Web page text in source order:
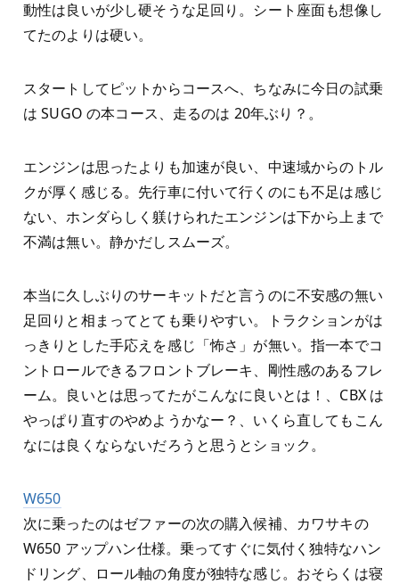
動性は良いが少し硬そうな足回り。シート座面も想像し
てたのよりは硬い。
スタートしてピットからコースへ、ちなみに今日の試乗
は SUGO の本コース、走るのは 20年ぶり？。
エンジンは思ったよりも加速が良い、中速域からのトル
クが厚く感じる。先行車に付いて行くのにも不足は感じ
ない、ホンダらしく躾けられたエンジンは下から上まで
不満は無い。静かだしスムーズ。
本当に久しぶりのサーキットだと言うのに不安感の無い
足回りと相まってとても乗りやすい。トラクションがは
っきりとした手応えを感じ「怖さ」が無い。指一本でコ
ントロールできるフロントブレーキ、剛性感のあるフレ
ーム。良いとは思ってたがこんなに良いとは！、CBX は
やっぱり直すのやめようかなー？、いくら直してもこん
なには良くならないだろうと思うとショック。
W650
次に乗ったのはゼファーの次の購入候補、カワサキの
W650 アップハン仕様。乗ってすぐに気付く独特なハン
ドリング、ロール軸の角度が独特な感じ。おそらくは寝